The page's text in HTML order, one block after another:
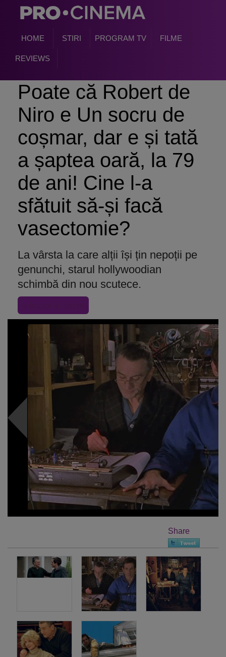
HOME STIRI PROGRAM TV FILME
REVIEWS
Poate că Robert de
Niro e Un socru de
coșmar, dar e și tată
a șaptea oară, la 79
de ani! Cine l-a
sfătuit să-și facă
vasectomie?
La vârsta la care alții își țin nepoții pe
genunchi, starul hollywoodian
schimbă din nou scutece.
Share